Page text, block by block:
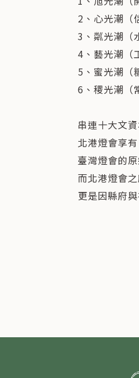
2、心光潮（
3、粼光潮（
4、藝光潮（
5、蜜光潮（
6、稷光潮（
串連十大文
北港燈會享
臺灣燈會的
而北港燈會
更是因縣府